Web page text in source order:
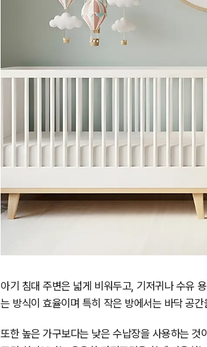
아기 침대 주변은 넓게 비워두고, 기저귀나 수유
는 방식이 효율이며 특히 작은 방에서는 바닥 공
또한 높은 가구보다는 낮은 수납장을 사용하는